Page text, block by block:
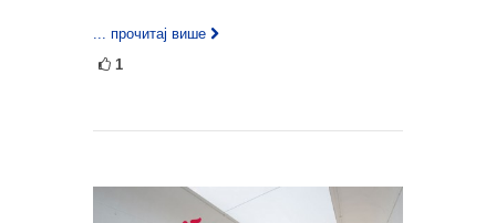
... прочитај више
1